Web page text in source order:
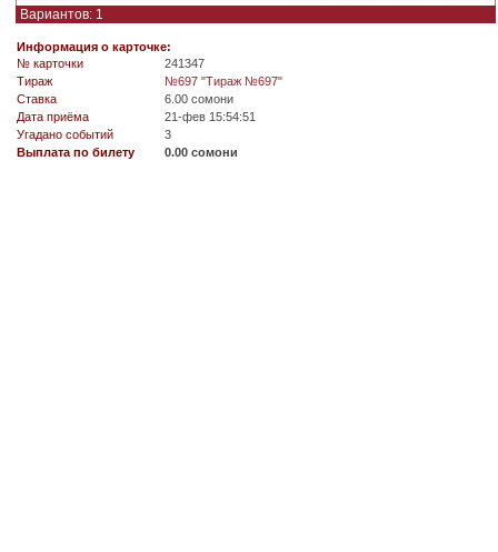
Вариантов: 1
Информация о карточке:
№ карточки
241347
Tираж
№697 "Тираж №697"
Ставка
6.00 сомони
Дата приёма
21-фев 15:54:51
Угадано событий
3
Выплата по билету
0.00 сомони